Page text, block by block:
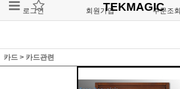
로그인 회원가입 주문조회
TEKMAGIC
카드 > 카드관련